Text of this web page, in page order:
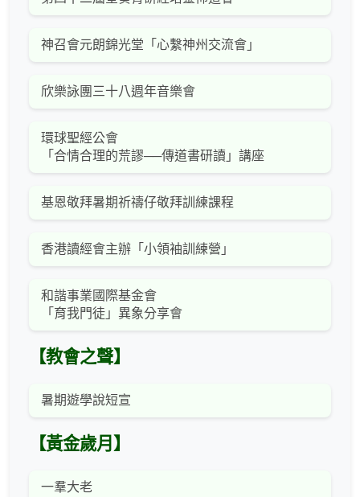
神召會元朗錦光堂「心繫神州交流會」
欣樂詠團三十八週年音樂會
環球聖經公會
「合情合理的荒謬──傳道書研讀」講座
基恩敬拜暑期祈禱仔敬拜訓練課程
香港讀經會主辦「小領袖訓練營」
和諧事業國際基金會
「育我門徒」異象分享會
【教會之聲】
暑期遊學說短宣
【黃金歲月】
一羣大老